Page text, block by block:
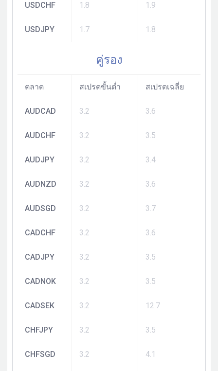
USDCHF 1.8 1.9
USDJPY 1.7 1.8
คู่รอง
ตลาด สเปรดขั้นต่ำ สเปรดเฉลี่ย
AUDCAD 3.2 3.6
AUDCHF 3.2 3.5
AUDJPY 3.2 3.4
AUDNZD 3.2 3.6
AUDSGD 3.2 3.7
CADCHF 3.2 3.6
CADJPY 3.2 3.5
CADNOK 3.2 3.5
CADSEK 3.2 12.7
CHFJPY 3.2 3.5
CHFSGD 3.2 4.1